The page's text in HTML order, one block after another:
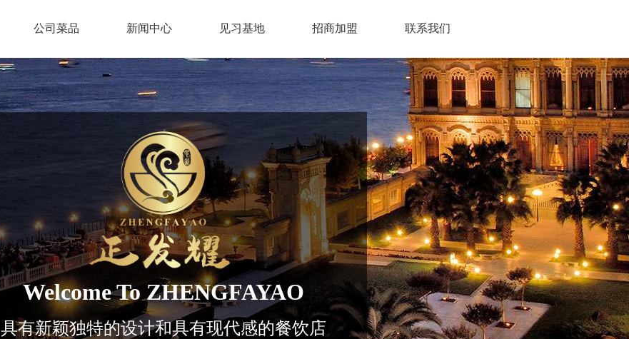
公司菜品 新闻中心 见习基地 招商加盟 联系我们
Welcome To ZHENGFAYAO
具有新颖独特的设计和具有现代感的餐饮店